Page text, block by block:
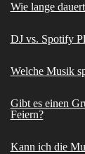
Wie lange
DJ vs. Spotify
Welche Musik
Gibt es einen
Feiern?
Kann ich die